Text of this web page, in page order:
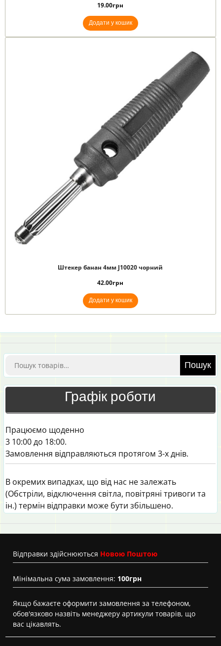
19.00грн
Додати у кошик
Штекер банан 4мм J10020 чорний
42.00грн
Додати у кошик
Шукати: Пошук
Графік роботи
Працюємо щоденно
3 10:00 до 18:00.
Замовлення відправляються протягом 3-х днів.
В окремих випадках, що від нас не залежать
(Обстріли, відключення світла, повітряні тривоги та
ін.) термін відправки може бути збільшено.
Вiдправки здійснюються Новою Поштою
Мінімальна сума замовлення: 100грн
Якщо бажаєте оформити замовлення за телефоном,
обов'язково назвіть менеджеру артикули товарів, що
вас цікавлять.